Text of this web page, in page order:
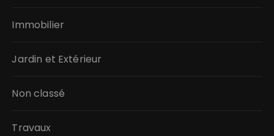
Immobilier
Jardin et Extérieur
Non classé
Travaux